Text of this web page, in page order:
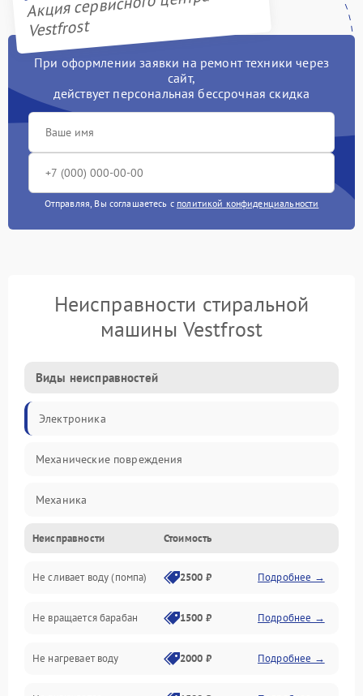
Vestfrost
При оформлении заявки на ремонт техники через
сайт,
действует персональная бессрочная скидка
Отправляя, Вы соглашаетесь с политикой конфиденциальности
Неисправности стиральной
машины Vestfrost
Виды неисправностей
Электроника
Механические повреждения
Механика
Электропитание
Водоснабжение
Слив
Программное обеспечение
Неисправности Стоимость
Не сливает воду (помпа) 2500 ₽ Подробнее →
Не вращается барабан 1500 ₽ Подробнее →
Не нагревает воду 2000 ₽ Подробнее →